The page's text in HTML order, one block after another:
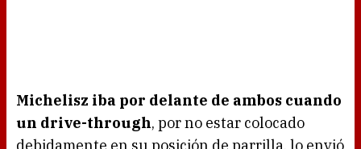
Michelisz iba por delante de ambos cuando
un drive-through, por no estar colocado